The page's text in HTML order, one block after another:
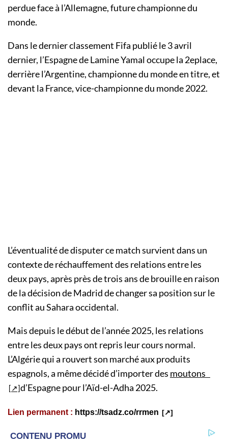
perdue face à l’Allemagne, future championne du
monde.
Dans le dernier classement Fifa publié le 3 avril
dernier, l’Espagne de Lamine Yamal occupe la 2eplace,
derrière l’Argentine, championne du monde en titre, et
devant la France, vice-championne du monde 2022.
L’éventualité de disputer ce match survient dans un
contexte de réchauffement des relations entre les
deux pays, après près de trois ans de brouille en raison
de la décision de Madrid de changer sa position sur le
conflit au Sahara occidental.
Mais depuis le début de l’année 2025, les relations
entre les deux pays ont repris leur cours normal.
L’Algérie qui a rouvert son marché aux produits
espagnols, a même décidé d’importer des moutons
d’Espagne pour l’Aïd-el-Adha 2025.
Lien permanent : https://tsadz.co/rrmen